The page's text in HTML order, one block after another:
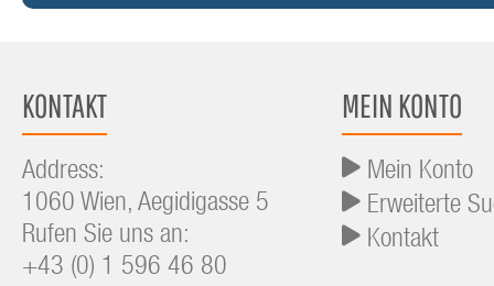
KONTAKT
Address:
1060 Wien, Aegidigasse 5
Rufen Sie uns an:
+43 (0) 1 596 46 80
MEIN KONTO
Mein Konto
Erweiterte
Kontakt